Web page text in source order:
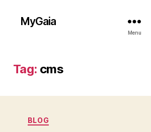
MyGaia
Menu
Tag: cms
Categories
BLOG